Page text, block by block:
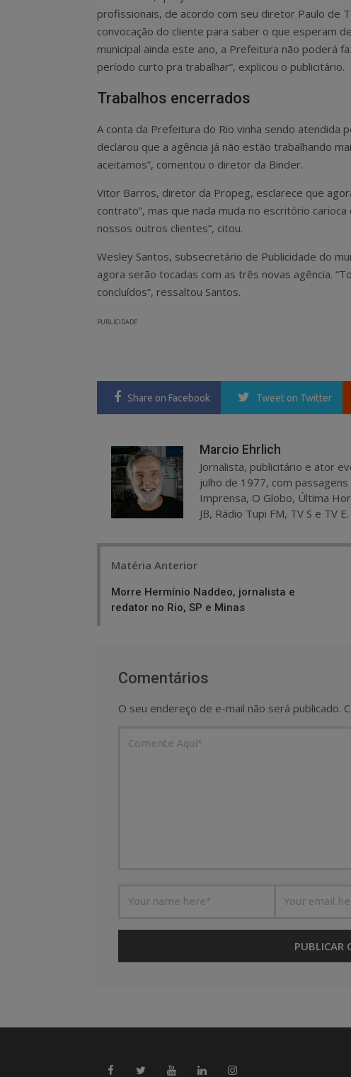
profissionais, de acordo com seu diretor Paulo de
convocação do cliente para saber o que esperam
municipal ainda este ano, a Prefeitura não poderá
período curto pra trabalhar”, explicou o publicitário.
Trabalhos encerrados
A conta da Prefeitura do Rio vinha sendo atendida
declarou que a agência já não estão trabalhando
aceitamos”, comentou o diretor da Binder.
Vitor Barros, diretor da Propeg, esclarece que
contrato”, mas que nada muda no escritório
nossos outros clientes”, citou.
Wesley Santos, subsecretário de Publicidade do
agora serão tocadas com as três novas agência.
concluídos”, ressaltou Santos.
PUBLICIDADE
Share on Facebook Tweet on Twitter
Marcio Ehrlich
Jornalista, publicitário e ator
julho de 1977, com
Imprensa, O Globo, Última
JB, Rádio Tupi FM, TV S e TV E.
Matéria Anterior
Morre Hermínio Naddeo, jornalista e
redator no Rio, SP e Minas
Comentários
O seu endereço de e-mail não será publicado.